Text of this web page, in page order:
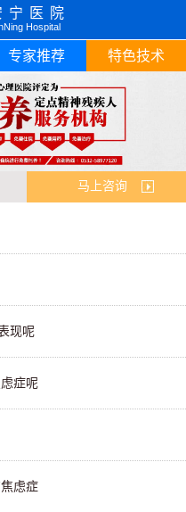
宁医院
Hospital
专家推荐 特色技术
马上咨询
现呢
症呢
虑症